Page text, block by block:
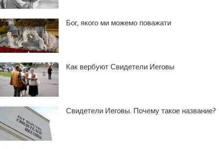
Бог, якого ми можемо поважати
Как вербуют Свидетели Иеговы
Свидетели Иеговы. Почему такое название?